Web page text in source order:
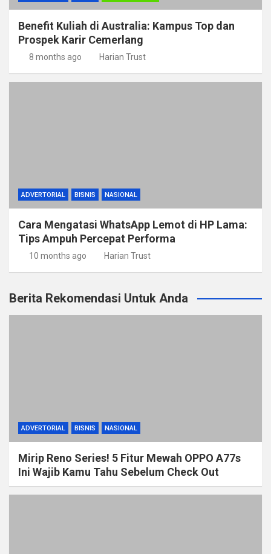
Benefit Kuliah di Australia: Kampus Top dan
Prospek Karir Cemerlang
8 months ago Harian Trust
ADVERTORIAL BISNIS NASIONAL
Cara Mengatasi WhatsApp Lemot di HP Lama:
Tips Ampuh Percepat Performa
10 months ago Harian Trust
Berita Rekomendasi Untuk Anda
ADVERTORIAL BISNIS NASIONAL
Mirip Reno Series! 5 Fitur Mewah OPPO A77s
Ini Wajib Kamu Tahu Sebelum Check Out